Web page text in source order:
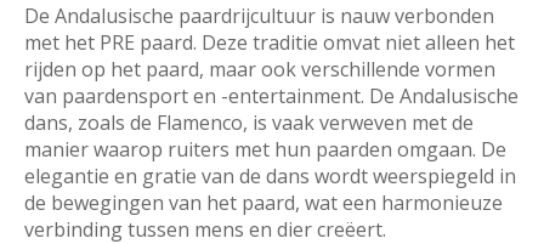
De Andalusische paardrijcultuur is nauw verbonden
met het PRE paard. Deze traditie omvat niet alleen het
rijden op het paard, maar ook verschillende vormen
van paardensport en -entertainment. De Andalusische
dans, zoals de Flamenco, is vaak verweven met de
manier waarop ruiters met hun paarden omgaan. De
elegantie en gratie van de dans wordt weerspiegeld in
de bewegingen van het paard, wat een harmonieuze
verbinding tussen mens en dier creëert.